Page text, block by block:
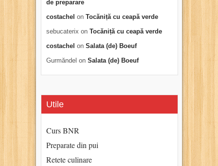
de preparare
costachel on Tocăniță cu ceapă verde
sebucaterix on Tocăniță cu ceapă verde
costachel on Salata (de) Boeuf
Gurmăndel on Salata (de) Boeuf
Utile
Curs BNR
Preparate din pui
Retete culinare